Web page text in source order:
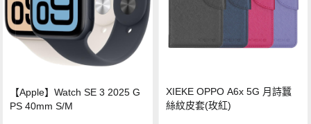
【Apple】Watch SE 3 2025 G
PS 40mm S/M
XIEKE OPPO A6x 5G 月詩蠶
絲紋皮套(玫紅)